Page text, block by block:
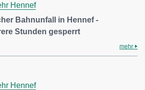
Hennef
Bahnunfall in Hennef -
Stunden gesperrt
mehr
Hennef